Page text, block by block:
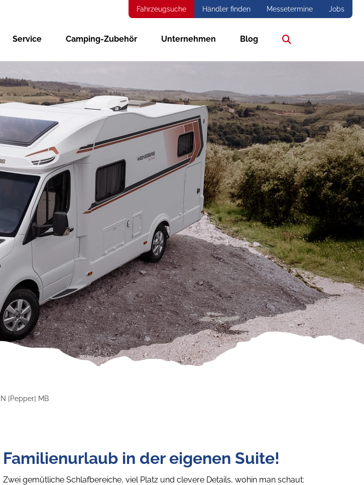
Fahrzeugsuche Händler finden Messetermine Jobs
Service Camping-Zubehör Unternehmen Blog
[Pepper] MB
Familienurlaub in der eigenen Suite!
Zwei gemütliche Schlafbereiche, viel Platz und clevere Details, wohin man schaut: